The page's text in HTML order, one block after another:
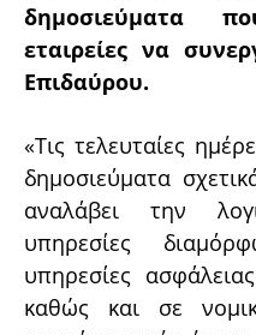
δημοσιεύματα
εταιρείες να
Επιδαύρου.
«Τις τελευταίες
δημοσιεύματα
αναλάβει την
υπηρεσίες
υπηρεσίες
καθώς και σε